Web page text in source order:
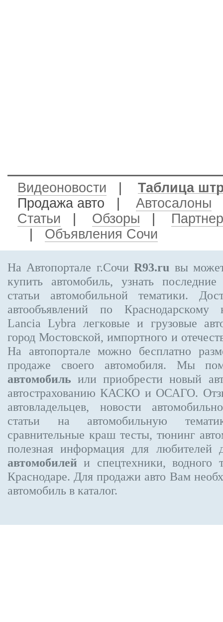
Видеоновости
Таблица
Продажа авто
Автосалоны
Статьи
Обзоры
Объявления Сочи
На Автопортале г.СочиR93.ru вы
купить автомобиль, узнать
статьи автомобильной тематики.
автообъявлений по
Lancia Lybra легковые и грузовые
город Мостовской, импортного и
На автопортале можно бесплатно
продаже своего автомобиля. Мы
автомобиль или приобрести новый
автострахованию КАСКО и ОСАГО.
автовладельцев, новости
статьи на автомобильную
сравнительные краш тесты, тюнинг
полезная информация для любителей
автомобилей и спецтехники, водного
Краснодаре. Для продажи авто Вам
автомобиль в каталог.